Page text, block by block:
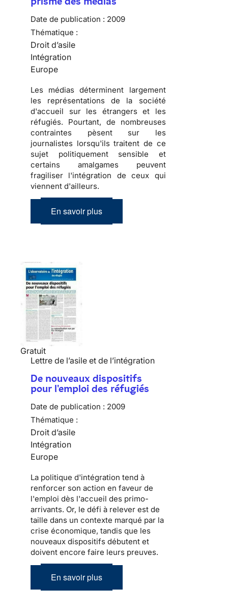
Date de publication : 2009
Thématique :
Droit d’asile
Intégration
Europe
Les médias déterminent largement
les représentations de la société
d'accueil sur les étrangers et les
réfugiés. Pourtant, de nombreuses
contraintes pèsent sur les
journalistes lorsqu'ils traitent de ce
sujet politiquement sensible et
certains amalgames peuvent
fragiliser l'intégration de ceux qui
viennent d'ailleurs.
En savoir plus
Gratuit
Lettre de l’asile et de l’intégration
De nouveaux dispositifs
pour l'emploi des réfugiés
Date de publication : 2009
Thématique :
Droit d’asile
Intégration
Europe
La politique d'intégration tend à
renforcer son action en faveur de
l'emploi dès l'accueil des primo-
arrivants. Or, le défi à relever est de
taille dans un contexte marqué par la
crise économique, tandis que les
nouveaux dispositifs débutent et
doivent encore faire leurs preuves.
En savoir plus